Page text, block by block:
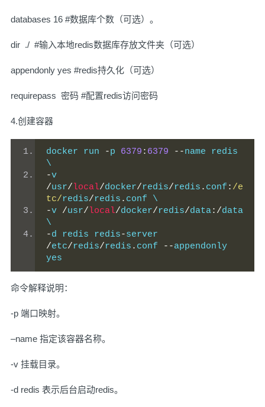
databases 16 #数据库个数（可选）。
dir ./ #输入本地redis数据库存放文件夹（可选）
appendonly yes #redis持久化（可选）
requirepass 密码 #配置redis访问密码
4.创建容器
docker run -p 6379 : 6379 --name redis
\
-
/usr/local/docker/redis/redis . conf : /e
tc/redis/redis . conf \
-v /usr/local/docker/redis/data:/data
\
-d redis redis-
/etc/redis/redis . conf --appendonly
yes
命令解释说明：
-p 端口映射。
–name 指定该容器名称。
-v 挂载目录。
-d redis 表示后台启动redis。